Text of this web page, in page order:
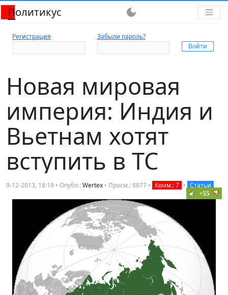
Политикус dark_mode
Регистрация Забыли пароль?
Новая мировая
империя: Индия и
Вьетнам хотят
вступить в ТС
9-12-2013, 18:19 • Опубл.:Wertex • Просм.: 8877 • Комм.: 7 • Статьи
+55